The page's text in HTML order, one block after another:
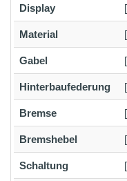
Display
Material
Gabel
Hinterbaufederung
Bremse
Bremshebel
Schaltung